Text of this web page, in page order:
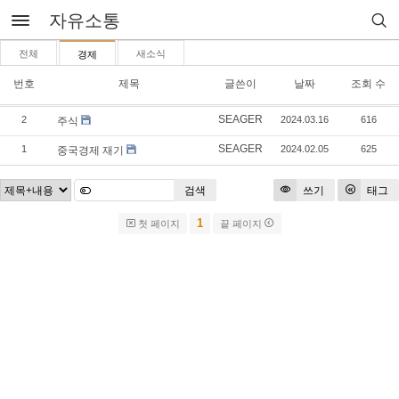
자유소통
전체 경제 새소식
번호 제목 글쓴이 날짜 조회 수
2 주식 SEAGER 2024.03.16 616
1 중국경제 재기 SEAGER 2024.02.05 625
쓰기 태그
검색
첫 페이지 1 끝 페이지